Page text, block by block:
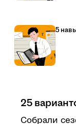
5
25
Собрали